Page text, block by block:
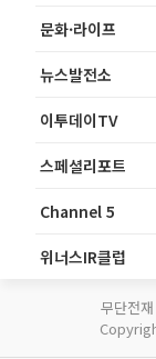
문화·라이프
뉴스발전소
이투데이TV
스페셜리포트
Channel 5
위너스IR클럽
무단전